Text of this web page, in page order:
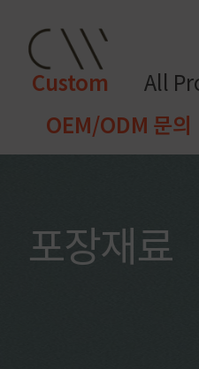
Custom All
OEM/ODM 문의
스오일
원료
포장재료